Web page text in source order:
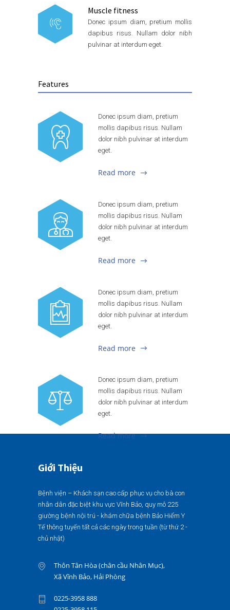
Muscle fitness
Donec ipsum diam, pretium mollis
dapibus risus. Nullam dolor nibh
pulvinar at interdum eget.
Features
Donec ipsum diam, pretium
mollis dapibus risus. Nullam
dolor nibh pulvinar at interdum
eget.
Read more
Donec ipsum diam, pretium
mollis dapibus risus. Nullam
dolor nibh pulvinar at interdum
eget.
Read more
Donec ipsum diam, pretium
mollis dapibus risus. Nullam
dolor nibh pulvinar at interdum
eget.
Read more
Donec ipsum diam, pretium
mollis dapibus risus. Nullam
dolor nibh pulvinar at interdum
eget.
Read more
Giới Thiệu
Bệnh viện – Khách sạn cao cấp phục vụ cho bà con
nhân dân đặc biệt khu vực Vĩnh Bảo, quy mô 225
giường bệnh nội trú - khám chữa bệnh Bảo Hiểm Y
Tế thông tuyến tất cả các ngày trong tuần (từ thứ 2 -
chủ nhật)
Thôn Tân Hòa (chân cầu Nhân Mục),
Xã Vĩnh Bảo, Hải Phòng
0225-3958 888